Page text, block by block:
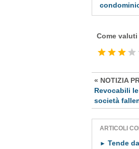
Come
« NOTIZIA
Revocabili
società
ARTICOLI
► Tende